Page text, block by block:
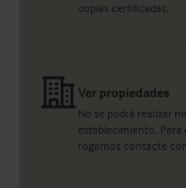
copias certificadas.
Ver propiedades
No se podrá realizar
establecimiento.
rogamos contacte